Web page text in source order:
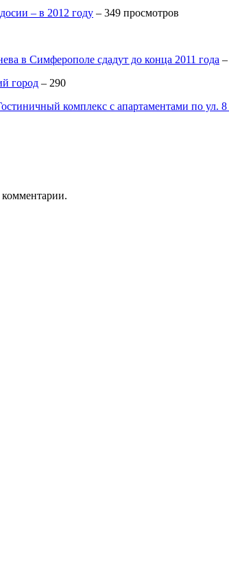
– в 2012 году – 349 просмотров
в Симферополе сдадут до конца 2011 года
город – 290
комплекс с апартаментами по ул. 8
комментарии.